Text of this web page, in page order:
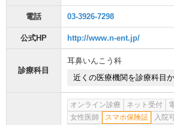
電話 03-3926-7298
公式HP http://www.n-ent.jp/
診療科目
耳鼻いんこう科
近くの医療機関を診療科目
オンライン診療 ネット受付
女性医師
スマホ保険証 入院